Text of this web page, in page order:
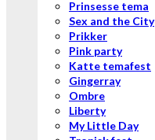
Prinsesse tema
Sex and the City
Prikker
Pink party
Katte temafest
Gingerray
Ombre
Liberty
My Little Day